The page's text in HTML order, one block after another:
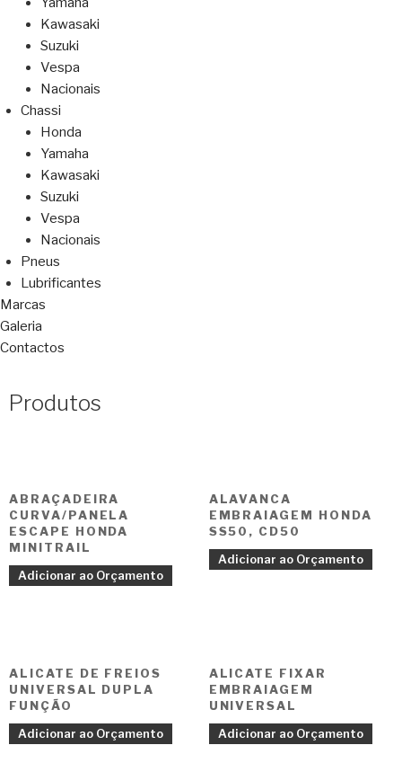
Kawasaki
Suzuki
Vespa
Nacionais
Chassi
Honda
Yamaha
Kawasaki
Suzuki
Vespa
Nacionais
Pneus
Lubrificantes
Marcas
Galeria
Contactos
Produtos
ABRAÇADEIRA
CURVA/PANELA
ESCAPE HONDA
MINITRAIL
Adicionar ao Orçamento
ALAVANCA
EMBRAIAGEM HONDA
SS50, CD50
Adicionar ao Orçamento
ALICATE DE FREIOS
UNIVERSAL DUPLA
FUNÇÃO
Adicionar ao Orçamento
ALICATE FIXAR
EMBRAIAGEM
UNIVERSAL
Adicionar ao Orçamento